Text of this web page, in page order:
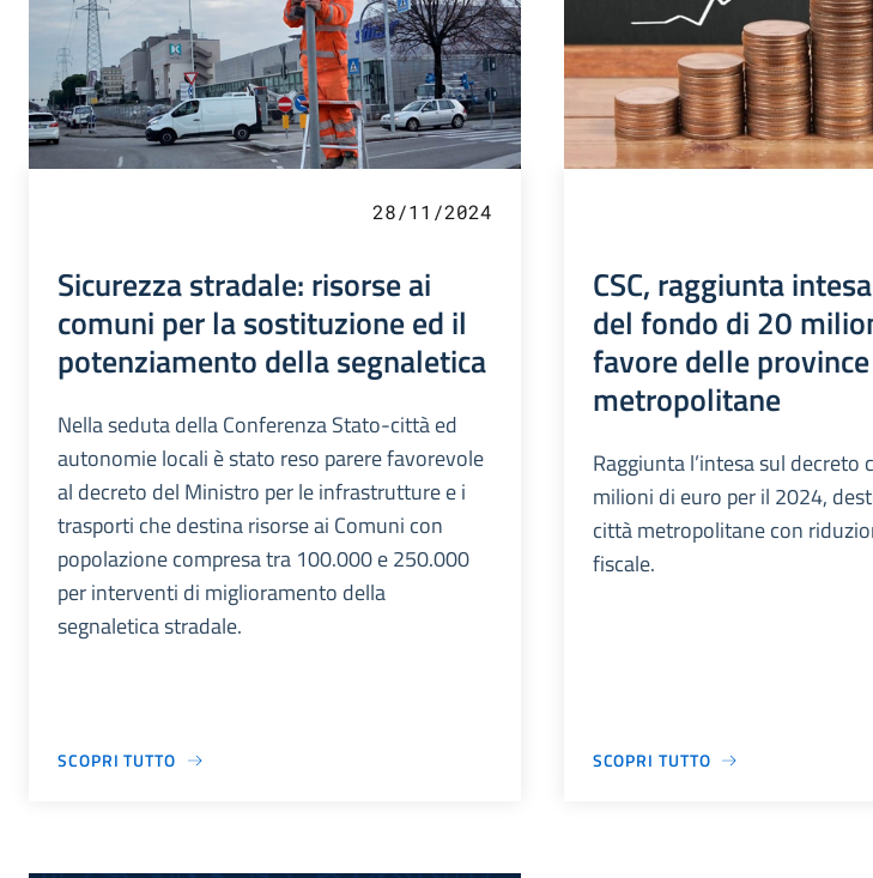
28/11/2024
Sicurezza stradale: risorse ai
comuni per la sostituzione ed il
potenziamento della segnaletica
Nella seduta della Conferenza Stato-città ed
autonomie locali è stato reso parere favorevole
al decreto del Ministro per le infrastrutture e i
trasporti che destina risorse ai Comuni con
popolazione compresa tra 100.000 e 250.000
per interventi di miglioramento della
segnaletica stradale.
SCOPRI TUTTO
CSC, raggiunta
del fondo di 20
favore delle
metropolitane
Raggiunta l’intesa sul decreto
milioni di euro per il 2024,
città metropolitane con
fiscale.
SCOPRI TUTTO